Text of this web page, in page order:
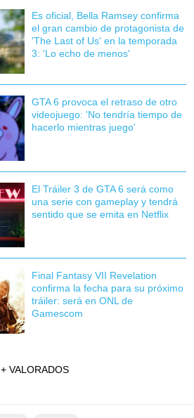
Es oficial, Bella Ramsey confirma
el gran cambio de protagonista de
'The Last of Us' en la temporada
3: 'Lo echo de menos'
GTA 6 provoca el retraso de otro
videojuego: 'No tendría tiempo de
hacerlo mientras juego'
El Tráiler 3 de GTA 6 será como
una serie con gameplay y tendrá
sentido que se emita en Netflix
Final Fantasy VII Revelation
confirma la fecha para su próximo
tráiler: será en ONL de
Gamescom
+ VALORADOS